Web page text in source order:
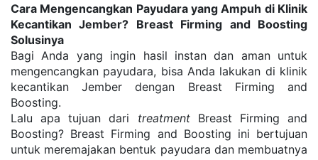
Cara Mengencangkan Payudara yang Ampuh di Klinik
Kecantikan Jember? Breast Firming and Boosting
Solusinya
Bagi Anda yang ingin hasil instan dan aman untuk
mengencangkan payudara, bisa Anda lakukan di klinik
kecantikan Jember dengan Breast Firming and
Boosting.
Lalu apa tujuan dari treatment Breast Firming and
Boosting? Breast Firming and Boosting ini bertujuan
untuk meremajakan bentuk payudara dan membuatnya